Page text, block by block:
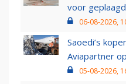
voor
06-08-2026,
Saoedi’s
Aviapartner
05-08-2026,